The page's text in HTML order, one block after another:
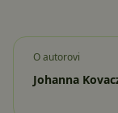
O autorovi
Johanna